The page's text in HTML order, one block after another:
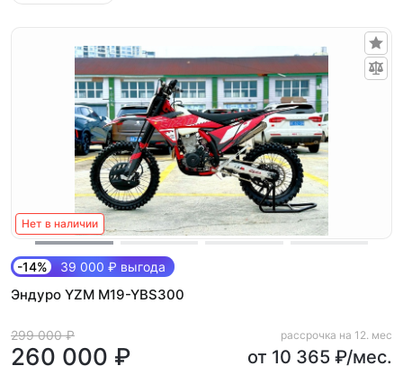
Нет в наличии
-14% 39 000 ₽ выгода
Эндуро YZM M19-YBS300
299 000 ₽
260 000 ₽
рассрочка на 12. мес
от 10 365 ₽/мес.